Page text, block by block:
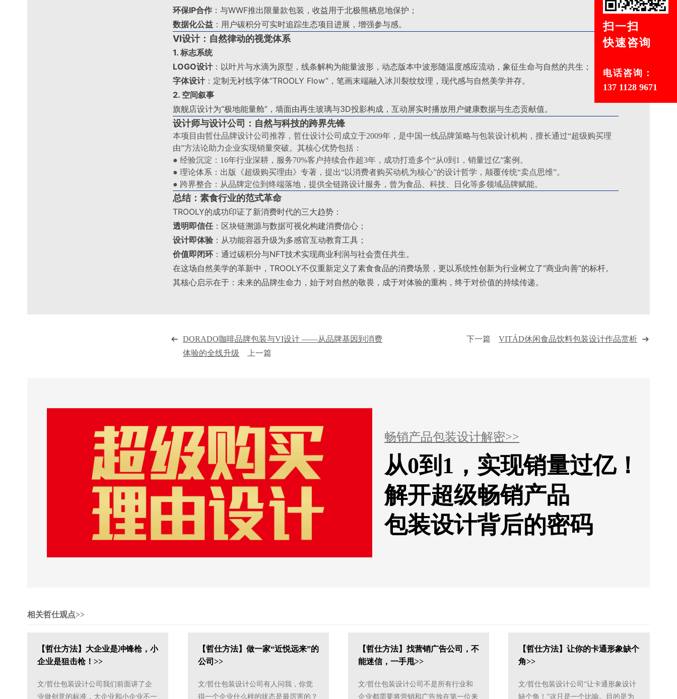
环保IP合作：与WWF推出限量款包装，收益用于北极熊栖息地保护；
数据化公益：用户碳积分可实时追踪生态项目进展，增强参与感。
VI设计：自然律动的视觉体系
1. 标志系统
LOGO设计：以叶片与水滴为原型，线条解构为能量波形，动态版本中波形随温度感应流动，象征生命与自然的共生；
字体设计：定制无衬线字体“TROOLY Flow”，笔画末端融入冰川裂纹纹理，现代感与自然美学并存。
2. 空间叙事
旗舰店设计为“极地能量舱”，墙面由再生玻璃与3D投影构成，互动屏实时播放用户健康数据与生态贡献值。
设计师与设计公司：自然与科技的跨界先锋
本项目由哲仕品牌设计公司推荐，哲仕设计公司成立于2009年，是中国一线品牌策略与包装设计机构，擅长通过“超级购买理
由”方法论助力企业实现销量突破。其核心优势包括：
● 经验沉淀：16年行业深耕，服务70%客户持续合作超3年，成功打造多个“从0到1，销量过亿”案例。
● 理论体系：出版《超级购买理由》专著，提出“以消费者购买动机为核心”的设计哲学，颠覆传统“卖点思维”。
● 跨界整合：从品牌定位到终端落地，提供全链路设计服务，曾为食品、科技、日化等多领域品牌赋能。
总结：素食行业的范式革命
TROOLY的成功印证了新消费时代的三大趋势：
透明即信任：区块链溯源与数据可视化构建消费信心；
设计即体验：从功能容器升级为多感官互动教育工具；
价值即闭环：通过碳积分与NFT技术实现商业利润与社会责任共生。
在这场自然美学的革新中，TROOLY不仅重新定义了素食食品的消费场景，更以系统性创新为行业树立了“商业向善”的标杆。
其核心启示在于：未来的品牌生命力，始于对自然的敬畏，成于对体验的重构，终于对价值的持续传递。
DORADO咖啡品牌包装与VI设计 ——从品牌基因到消费
体验的全线升级 上一篇
下一篇VITÁD休闲食品饮料包装设计作品赏析
畅销产品包装设计解密>>
从0到1，实现销量过亿！
解开超级畅销产品
包装设计背后的密码
相关哲仕观点>>
【哲仕方法】大企业是冲锋枪，小
企业是狙击枪！>>
文/哲仕包装设计公司我们前面讲了企
业做创意的标准，大企业和小企业不一
【哲仕方法】做一家“近悦远来”的
公司>>
文/哲仕包装设计公司有人问我，你觉
得一个企业什么样的状态是最厉害的？
【哲仕方法】找营销广告公司，不
能迷信，一手甩>>
文/哲仕包装设计公司不是所有行业和
企业都需要将营销和广告放在第一位来
【哲仕方法】让你的卡通形象缺个
角>>
文/哲仕包装设计公司“让卡通形象设计
缺个角！”这只是一个比喻。目的是为
扫一扫
快速咨询
电话咨询：
137 1128 9671